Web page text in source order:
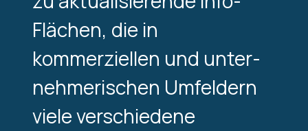
Flächen, die in
kommerziellen und unter­
nehmerischen Umfeldern
viele verschiedene